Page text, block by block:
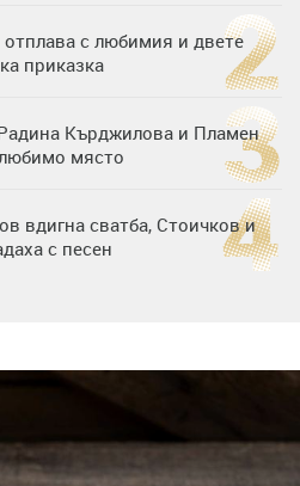
с любимия и двете
приказка
Кърджилова и Пламен
място
вдигна сватба, Стоичков и
с песен